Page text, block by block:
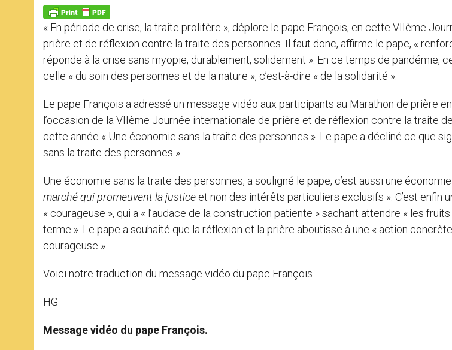
p
p
g
e
r
o
k
« En période de crise, la traite prolifère », déplore le pape François, en cette VIIème
prière et de réflexion contre la traite des personnes. Il faut donc, affirme le pape, «
réponde à la crise sans myopie, durablement, solidement ». En ce temps de pandémie,
celle « du soin des personnes et de la nature », c’est-à-dire « de la solidarité ».
Le pape François a adressé un message vidéo aux participants au Marathon de prière
l’occasion de la VIIème Journée internationale de prière et de réflexion contre la traite
cette année « Une économie sans la traite des personnes ». Le pape a décliné ce que
sans la traite des personnes ».
Une économie sans la traite des personnes, a souligné le pape, c’est aussi une économie
marché qui promeuvent la justice et non des intérêts particuliers exclusifs ». C’est enfin
« courageuse », qui a « l’audace de la construction patiente » sachant attendre « les
terme ». Le pape a souhaité que la réflexion et la prière aboutisse à une « action
courageuse ».
Voici notre traduction du message vidéo du pape François.
HG
Message vidéo du pape François.